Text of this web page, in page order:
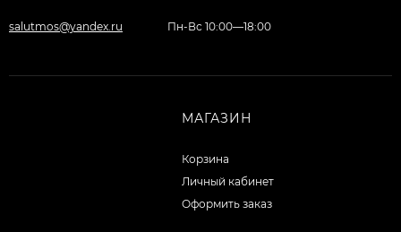
salutmos@yandex.ru Пн-Вс 10:00—18:00
МАГАЗИН
Корзина
Личный кабинет
Оформить заказ